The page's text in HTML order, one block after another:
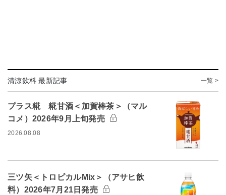
清涼飲料 最新記事 一覧 >
プラス糀 糀甘酒＜加賀棒茶＞（マル
コメ）2026年9月上旬発売
2026.08.08
三ツ矢＜トロピカルMix＞（アサヒ飲
料）2026年7月21日発売